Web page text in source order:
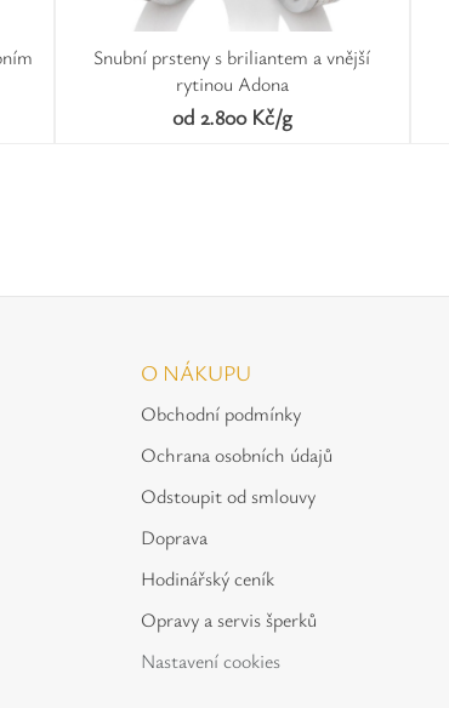
Snubní prsteny s briliantem a vnější
rytinou Adona
od 2.800 Kč/g
O NÁKUPU
Obchodní podmínky
Ochrana osobních údajů
Odstoupit od smlouvy
Doprava
Hodinářský ceník
Opravy a servis šperků
Nastavení cookies